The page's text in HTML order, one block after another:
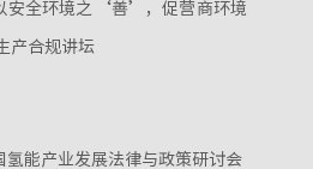
安全环境之‘善’，促营商环境
合规讲坛
氢能产业发展法律与政策研讨会